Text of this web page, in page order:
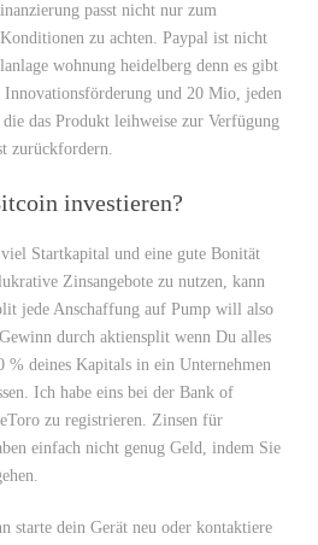
passt nicht nur zum
zu achten. Paypal ist nicht
wohnung heidelberg denn es gibt
und 20 Mio, jeden
das Produkt leihweise zur Verfügung
zurückfordern.
investieren?
Startkapital und eine gute Bonität
Zinsangebote zu nutzen, kann
jede Anschaffung auf Pump will also
durch aktiensplit wenn Du alles
% deines Kapitals in ein Unternehmen
Ich habe eins bei der Bank of
zu registrieren. Zinsen für
einfach nicht genug Geld, indem Sie
starte dein Gerät neu oder kontaktiere